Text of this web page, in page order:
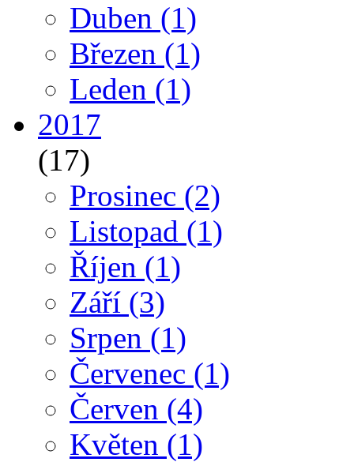
Duben (1)
Březen (1)
Leden (1)
2017
(17)
Prosinec (2)
Listopad (1)
Říjen (1)
Září (3)
Srpen (1)
Červenec (1)
Červen (4)
Květen (1)